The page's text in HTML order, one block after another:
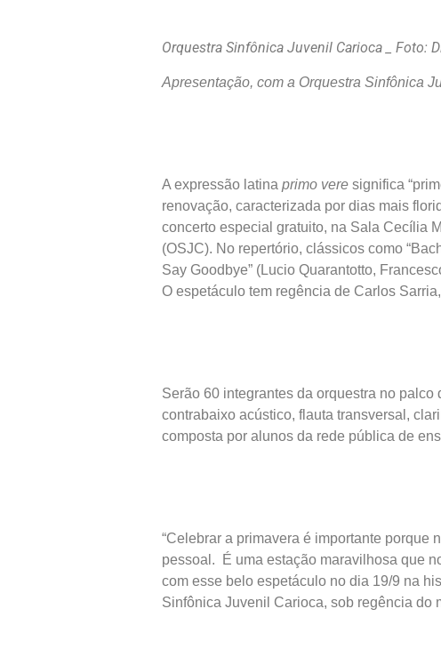
Orquestra Sinfônica Juvenil Carioca _ Foto:
Apresentação, com a Orquestra Sinfônica
A expressão latina primo vere significa
renovação, caracterizada por dias mais
concerto especial gratuito, na Sala Cecília
(OSJC). No repertório, clássicos como
Say Goodbye” (Lucio Quarantotto,
O espetáculo tem regência de Carlos
Serão 60 integrantes da orquestra no
contrabaixo acústico, flauta transversal,
composta por alunos da rede pública de
“Celebrar a primavera é importante porque
pessoal. É uma estação maravilhosa que
com esse belo espetáculo no dia 19/9 na
Sinfônica Juvenil Carioca, sob regência do